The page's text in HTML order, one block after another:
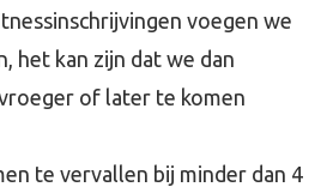
voegen we
het kan zijn dat we dan
of later te komen
te vervallen bij minder dan 4